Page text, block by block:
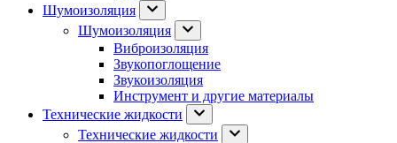
Шумоизоляция
Шумоизоляция
Виброизоляция
Звукопоглощение
Звукоизоляция
Инструмент и другие материалы
Технические жидкости
Технические жидкости